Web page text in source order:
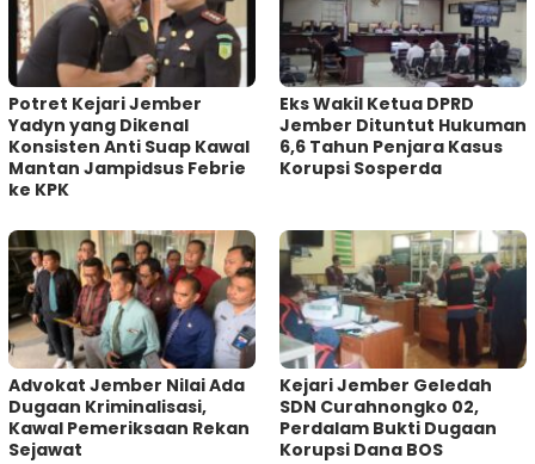
Potret Kejari Jember
Yadyn yang Dikenal
Konsisten Anti Suap Kawal
Mantan Jampidsus Febrie
ke KPK
Eks Wakil Ketua DPRD
Jember Dituntut Hukuman
6,6 Tahun Penjara Kasus
Korupsi Sosperda
Advokat Jember Nilai Ada
Dugaan Kriminalisasi,
Kawal Pemeriksaan Rekan
Sejawat
Kejari Jember Geledah
SDN Curahnongko 02,
Perdalam Bukti Dugaan
Korupsi Dana BOS